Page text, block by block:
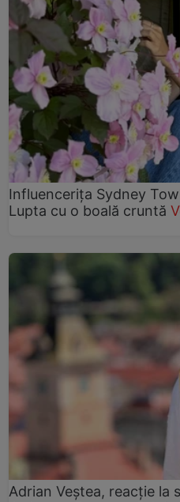
Influencerița Sydney
Lupta cu o boală cruntă
Adrian Veștea, reacție la